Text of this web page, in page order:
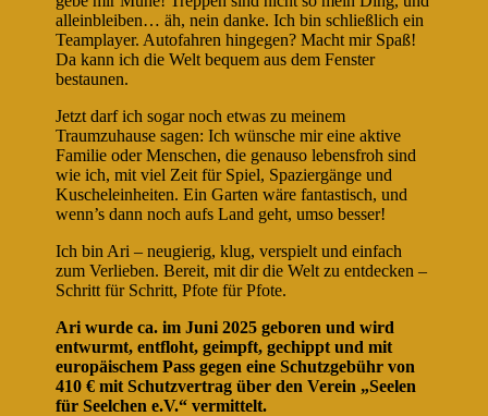
alleinbleiben… äh, nein danke. Ich bin schließlich ein
Teamplayer. Autofahren hingegen? Macht mir Spaß!
Da kann ich die Welt bequem aus dem Fenster
bestaunen.
Jetzt darf ich sogar noch etwas zu meinem
Traumzuhause sagen: Ich wünsche mir eine aktive
Familie oder Menschen, die genauso lebensfroh sind
wie ich, mit viel Zeit für Spiel, Spaziergänge und
Kuscheleinheiten. Ein Garten wäre fantastisch, und
wenn’s dann noch aufs Land geht, umso besser!
Ich bin Ari – neugierig, klug, verspielt und einfach
zum Verlieben. Bereit, mit dir die Welt zu entdecken –
Schritt für Schritt, Pfote für Pfote.
Ari wurde ca. im Juni 2025 geboren und wird
entwurmt, entfloht, geimpft, gechippt und mit
europäischem Pass gegen eine Schutzgebühr von
410 € mit Schutzvertrag über den Verein „Seelen
für Seelchen e.V.“ vermittelt.